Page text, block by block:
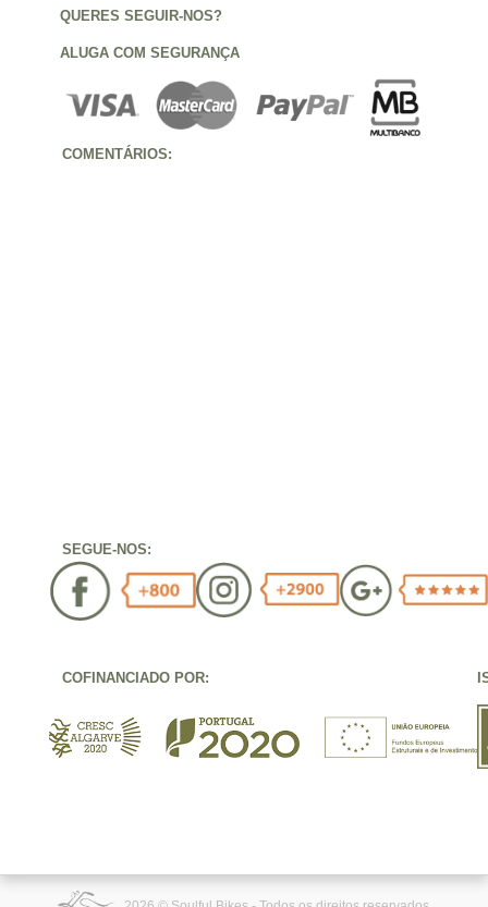
QUERES SEGUIR-NOS?
ALUGA COM SEGURANÇA
COMENTÁRIOS:
SEGUE-NOS:
COFINANCIADO POR: